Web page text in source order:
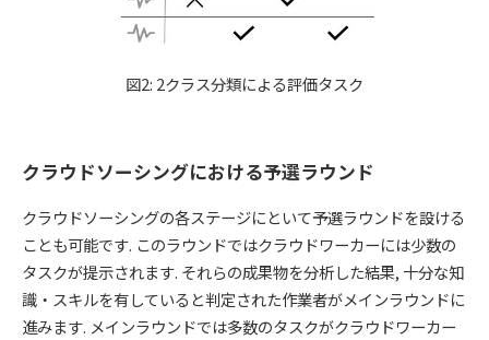
図2: 2クラス分類による評価タスク
クラウドソーシングにおける予選ラウンド
クラウドソーシングの各ステージにといて予選ラウンドを設ける
ことも可能です. このラウンドではクラウドワーカーには少数の
タスクが提示されます. それらの成果物を分析した結果, 十分な知
識・スキルを有していると判定された作業者がメインラウンドに
進みます. メインラウンドでは多数のタスクがクラウドワーカー